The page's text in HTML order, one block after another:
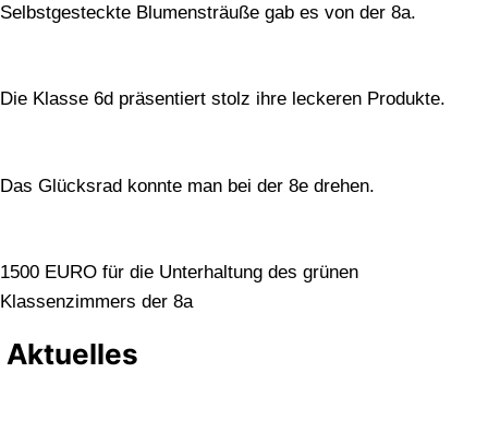
Selbstgesteckte Blumensträuße gab es von der 8a.
Die Klasse 6d präsentiert stolz ihre leckeren Produkte.
Das Glücksrad konnte man bei der 8e drehen.
1500 EURO für die Unterhaltung des grünen
Klassenzimmers der 8a
Aktuelles